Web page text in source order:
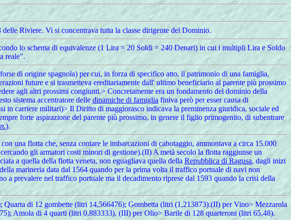
Riviere. Vi si concentrava tutta la classe dirigente del Dominio.
lo schema di equivalenze (1 Lira = 20 Soldi = 240 Denari) in cui i multipli Lira e Soldo
reale".
di origine spagnola) per cui, in forza di specifico atto, il patrimonio di una famiglia,
future e si trasmetteva ereditariamente dall' ultimo beneficiario al parente più prossimo
agli altri prossimi congiunti.> Concretamente era un fondamento del dominio della
sistema accentratore delledinamiche di famiglia finiva però per esser causa di
carriere militari)> Il Diritto di maggiorasco indicava la preminenza giuridica, sociale ed
forte aspirazione del parente più prossimo, in genere il figlio primogenito, di subentrare
).
una flotta che, senza contare le imbarcazioni di cabotaggio, ammontava a circa 15.000
gli armatori costi minori di gestione).(II) A metà secolo la flotta raggiunse un
a quella della flotta veneta, non eguagliava quella della Repubblica di Ragusa, dagli inizi
marineria data dal 1564 quando per la prima volta il traffico portuale di navi non
prevalere nel traffico portuale ma il decadimento riprese dal 1593 quando la crisi della
di 12 gombette (litri 14,566476); Gombetta (litri (1,213873).(II) per Vino> Mezzarola
Amola di 4 quarti (litri 0,883333). (III) per Olio> Barile di 128 quarteroni (litri 65,48).